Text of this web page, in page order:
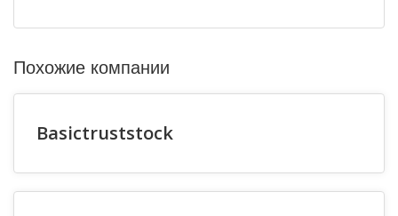
Похожие компании
Basictruststock